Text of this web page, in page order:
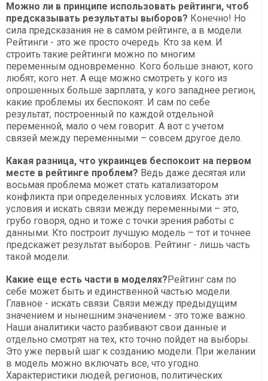
Можно ли в принципе использовать рейтинги, чтоб
предсказывать результаты выборов? Конечно! Но
сила предсказания не в самом рейтинге, а в модели.
Рейтинги - это же просто очередь. Кто за кем. И
строить такие рейтинги можно по многим
переменным одновременно. Кого больше знают, кого
любят, кого нет. А еще можно смотреть у кого из
опрошенных больше зарплата, у кого западнее регион,
какие проблемы их беспокоят. И сам по себе
результат, построенный по каждой отдельной
переменной, мало о чем говорит. А вот с учетом
связей между переменными – совсем другое дело.
Какая разница, что украинцев беспокоит на первом
месте в рейтинге проблем? Ведь даже десятая или
восьмая проблема может стать катализатором
конфликта при определенных условиях. Искать эти
условия и искать связи между переменными – это,
грубо говоря, одно и тоже с точки зрения работы с
данными. Кто построит лучшую модель – тот и точнее
предскажет результат выборов. Рейтинг - лишь часть
такой модели.
Какие еще есть части в моделях? Рейтинг сам по
себе может быть и единственной частью модели.
Главное - искать связи. Связи между предыдущим
значением и нынешним значением - это тоже важно.
Наши аналитики часто разбивают свои данные и
отдельно смотрят на тех, кто точно пойдет на выборы.
Это уже первый шаг к созданию модели. При желании
в модель можно включать все, что угодно.
Характеристики людей, регионов, политических